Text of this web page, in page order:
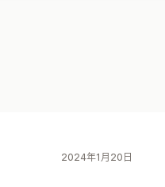
2024年1月20日